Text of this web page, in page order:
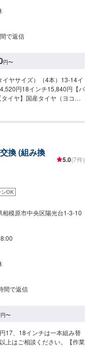
で返信
円〜
イヤサイズ）（4本）13-14イ
円18インチ15,840円【バ
イヤ】国産タイヤ（ヨコハ
らかじめお問い合わせくだ
換 (組み換
5.0(7件)
ンOK
相模原市中央区陽光台1-3-10
間で返信
円〜
17、18インチは一本組み替
上はご相談ください。【作業